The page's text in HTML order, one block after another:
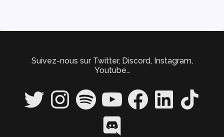
Suivez-nous sur Twitter, Discord, Instagram,
Youtube…
Twitter InstagramSpotify YouTube FacebookLinkedIn TikTok
Discord